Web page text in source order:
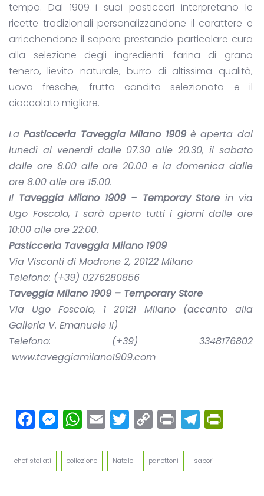
tempo. Dal 1909 i suoi pasticceri interpretano le
ricette tradizionali personalizzandone il carattere e
arricchendone il sapore prestando particolare cura
alla selezione degli ingredienti: farina di grano
tenero, lievito naturale, burro di altissima qualità,
uova fresche, frutta candita selezionata e il
cioccolato migliore.
LaPasticceria Taveggia Milano 1909è aperta dal
lunedì al venerdì dalle 07.30 alle 20.30, il sabato
dalle ore 8.00 alle ore 20.00 e la domenica dalle
ore 8.00 alle ore 15.00.
Il Taveggia Milano 1909 – Temporay Storein via
Ugo Foscolo, 1 sarà aperto tutti i giorni dalle ore
10:00 alle ore 22:00.
Pasticceria Taveggia Milano 1909
Via Visconti di Modrone 2, 20122 Milano
Telefono: (+39) 0276280856
Taveggia Milano 1909 – Temporary Store
Via Ugo Foscolo, 1 20121 Milano (accanto alla
Galleria V. Emanuele II)
Telefono: (+39) 3348176802
www.taveggiamilano1909.com
Facebook
Messenger
WhatsApp
EmailTwitter
Copy
Link
Print
chef stellati collezione Natale panettoni sapori